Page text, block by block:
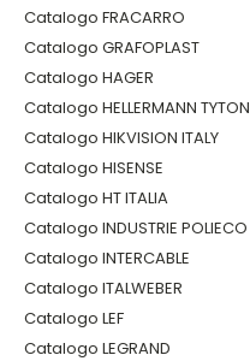
Catalogo FRACARRO
Catalogo GRAFOPLAST
Catalogo HAGER
Catalogo HELLERMANN TYTON
Catalogo HIKVISION ITALY
Catalogo HISENSE
Catalogo HT ITALIA
Catalogo INDUSTRIE POLIECO
Catalogo INTERCABLE
Catalogo ITALWEBER
Catalogo LEF
Catalogo LEGRAND